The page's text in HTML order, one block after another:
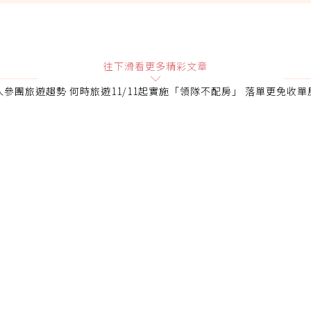
往下滑看更多精彩文章
參團旅遊趨勢 何時旅遊11/11起實施「領隊不配房」 落單更免收單